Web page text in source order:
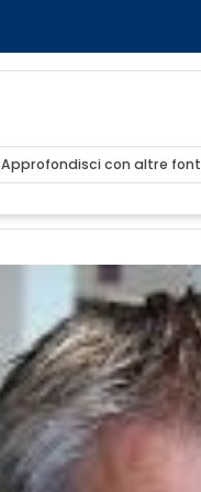
Approfondisci con altre